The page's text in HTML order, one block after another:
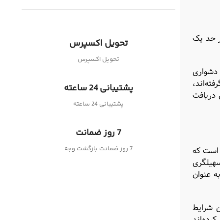
حد یک
دشواری
دریافت
است که
عنوان
شرایط
تحویل اکسپرس
تحویل اکسپرس
پشتیبانی 24 ساعته
پشتیبانی 24 ساعته
7 روز ضمانت
7 روز ضمانت بازگشت وجه